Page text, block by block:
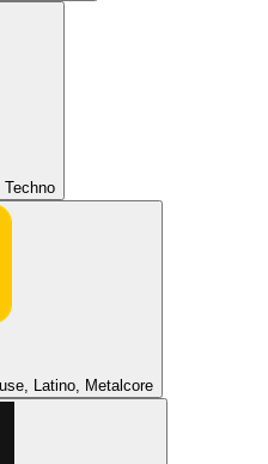
Latino, Metalcore